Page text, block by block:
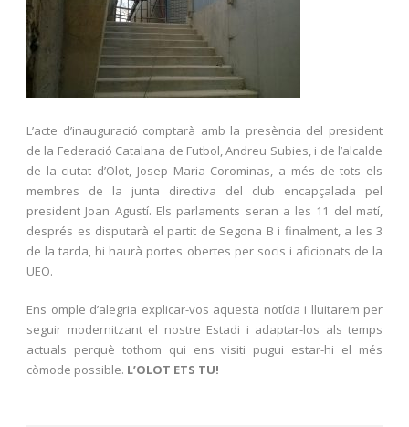
L’acte d’inauguració comptarà amb la presència del president
de la Federació Catalana de Futbol, Andreu Subies, i de l’alcalde
de la ciutat d’Olot, Josep Maria Corominas, a més de tots els
membres de la junta directiva del club encapçalada pel
president Joan Agustí. Els parlaments seran a les 11 del matí,
després es disputarà el partit de Segona B i finalment, a les 3
de la tarda, hi haurà portes obertes per socis i aficionats de la
UEO.
Ens omple d’alegria explicar-vos aquesta notícia i lluitarem per
seguir modernitzant el nostre Estadi i adaptar-los als temps
actuals perquè tothom qui ens visiti pugui estar-hi el més
còmode possible. L’OLOT ETS TU!